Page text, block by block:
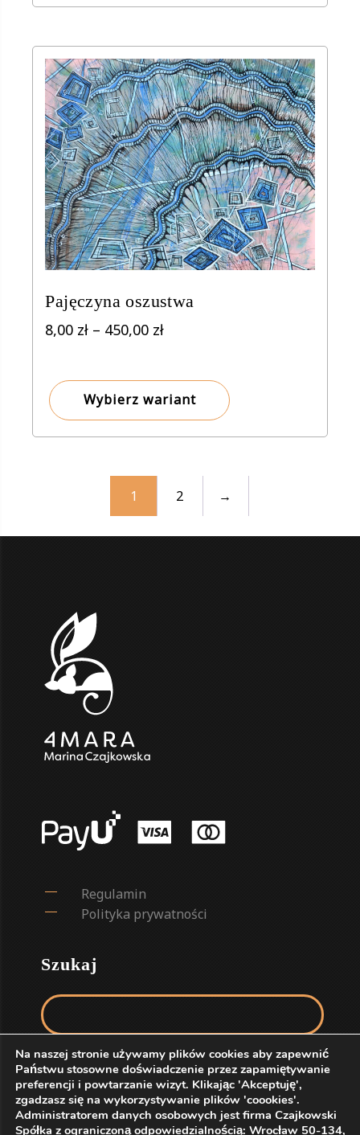
Pajęczyna oszustwa
8,00 zł – 450,00 złZakres
do
Wybierz wariant
1 2 →
Regulamin
Polityka prywatności
Szukaj
Szukaj:
Na naszej stronie używamy plików cookies aby zapewnić
Państwu stosowne doświadczenie przez zapamiętywanie
preferencji i powtarzanie wizyt. Klikając 'Akceptuję',
zgadzasz się na wykorzystywanie plików 'coookies'.
Administratorem danych osobowych jest firma Czajkowski
Spółka z ograniczoną odpowiedzialnością: Wrocław 50-134,